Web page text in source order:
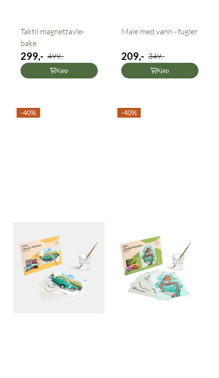
Taktil magnettavle-
bake
299,- 499,-
Kjøp
Male med vann - fugler
209,- 349,-
Kjøp
-40% -40%